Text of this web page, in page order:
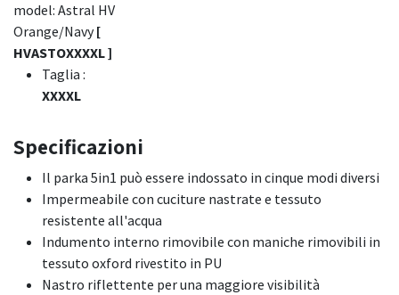
model: Astral HV
Orange/Navy[
HVASTOXXXXL ]
Taglia :
XXXXL
Specificazioni
Il parka 5in1 può essere indossato in cinque modi diversi
Impermeabile con cuciture nastrate e tessuto
resistente all'acqua
Indumento interno rimovibile con maniche rimovibili in
tessuto oxford rivestito in PU
Nastro riflettente per una maggiore visibilità